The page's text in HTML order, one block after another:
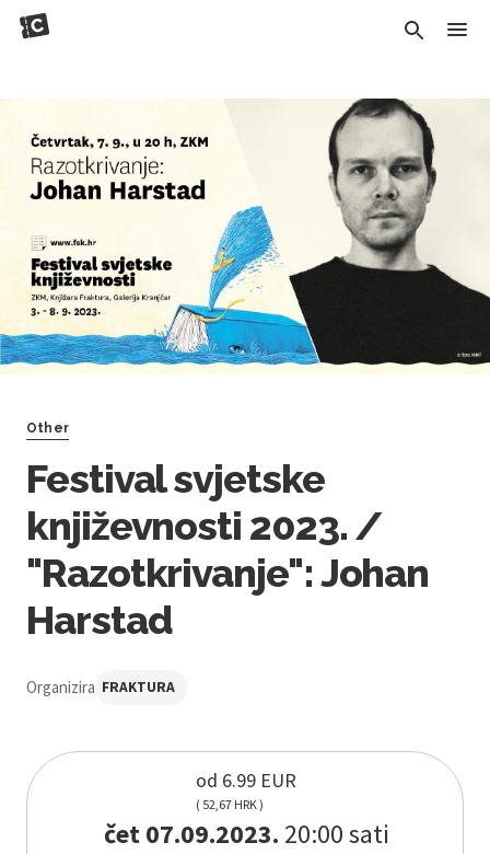
Other
Festival svjetske
književnosti 2023. /
"Razotkrivanje": Johan
Harstad
Organizira FRAKTURA
od 6.99 EUR
( 52,67 HRK )
čet 07.09.2023. 20:00 sati